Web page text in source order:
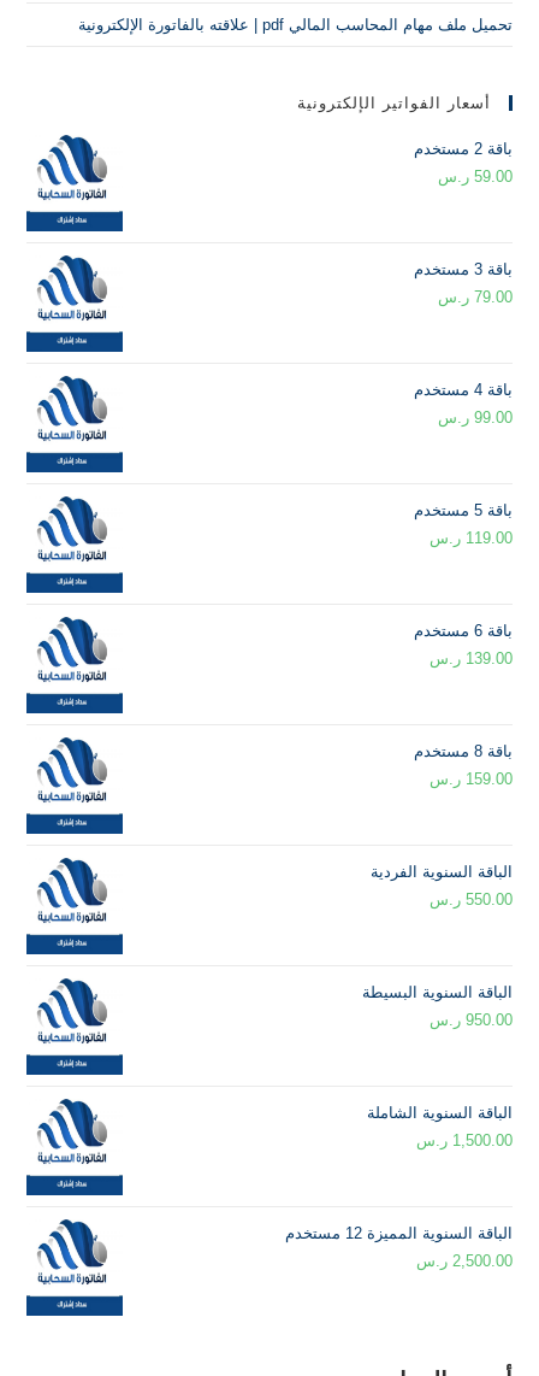
تحميل ملف مهام المحاسب المالي pdf | علاقته بالفاتورة الإلكترونية
أسعار الفواتير الإلكترونية
باقة 2 مستخدم
59.00 ر.س
باقة 3 مستخدم
79.00 ر.س
باقة 4 مستخدم
99.00 ر.س
باقة 5 مستخدم
119.00 ر.س
باقة 6 مستخدم
139.00 ر.س
باقة 8 مستخدم
159.00 ر.س
الباقة السنوية الفردية
550.00 ر.س
الباقة السنوية البسيطة
950.00 ر.س
الباقة السنوية الشاملة
1,500.00 ر.س
الباقة السنوية المميزة 12 مستخدم
2,500.00 ر.س